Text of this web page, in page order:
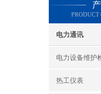
电力通讯
电力设备维护
热工仪表